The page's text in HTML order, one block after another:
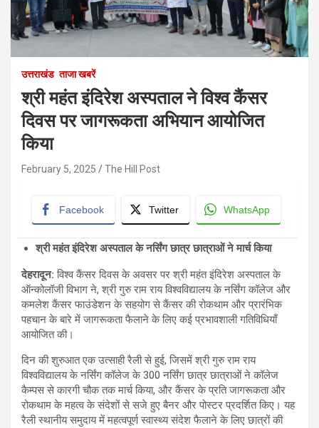
उत्तराखंड ताजा खबरें
श्री महंत इंदिरेश अस्पताल ने विश्व कैंसर
दिवस पर जागरूकता अभियान आयोजित
किया
February 5, 2025 The Hill Post
Facebook Twitter WhatsApp
श्री महंत इंदिरेश अस्पताल के नर्सिंग छात्र छात्राओं ने मार्च किया
देहरादून:विश्व कैंसर दिवस के अवसर पर श्री महंत इंदिरेश अस्पताल के
ऑन्कोलॉजी विभाग ने, श्री गुरु राम राय विश्वविद्यालय के नर्सिंग कॉलेज और
कमलेश कैंसर फाउंडेशन के सहयोग से कैंसर की रोकथाम और प्रारंभिक
पहचान के बारे में जागरूकता फैलाने के लिए कई प्रभावशाली गतिविधियाँ
आयोजित की।
दिन की शुरुआत एक उत्साही रैली से हुई, जिसमें श्री गुरु राम राय
विश्वविद्यालय के नर्सिंग कॉलेज के 300 नर्सिंग छात्र छात्राओं ने कॉलेज
कैम्पस से कारगी चौक तक मार्च किया, और कैंसर के प्रति जागरूकता और
रोकथाम के महत्व के संदेशों से सजे हुए बैनर और पोस्टर प्रदर्शित किए। यह
रैली स्थानीय समुदाय में महत्वपूर्ण स्वास्थ्य संदेश फैलाने के लिए छात्रों की